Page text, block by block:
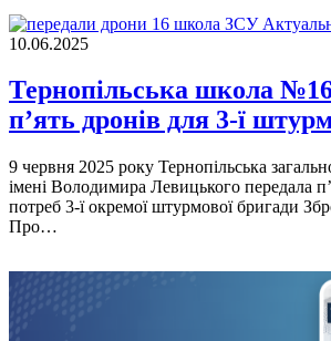
10.06.2025
Тернопільська школа
п’ять дронів для 3-ї
9 червня 2025 року Тернопільська
імені Володимира Левицького передала
потреб 3-ї окремої штурмової бригади
Про…